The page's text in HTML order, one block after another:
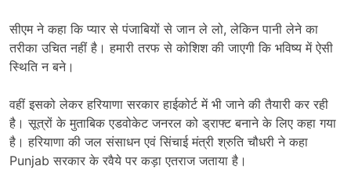
सीएम ने कहा कि प्यार से पंजाबियों से जान ले लो, लेकिन पानी लेने का
तरीका उचित नहीं है। हमारी तरफ से कोशिश की जाएगी कि भविष्य में ऐसी
स्थिति न बने।
वहीं इसको लेकर हरियाणा सरकार हाईकोर्ट में भी जाने की तैयारी कर रही
है। सूत्रों के मुताबिक एडवोकेट जनरल को ड्राफ्ट बनाने के लिए कहा गया
है। हरियाणा की जल संसाधन एवं सिंचाई मंत्री श्रुति चौधरी ने कहा
Punjab सरकार के रवैये पर कड़ा एतराज जताया है।